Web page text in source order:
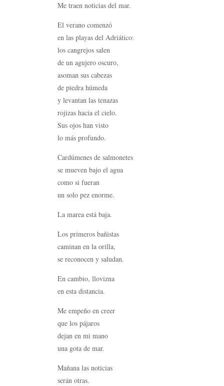
Me traen noticias del mar.
El verano comenzó
en las playas del Adriático:
los cangrejos salen
de un agujero oscuro,
asoman sus cabezas
de piedra húmeda
y levantan las tenazas
rojizas hacia el cielo.
Sus ojos han visto
lo más profundo.
Cardúmenes de salmonetes
se mueven bajo el agua
como si fueran
un solo pez
La marea está baja.
Los primeros bañistas
caminan en la orilla,
se reconocen y saludan.
En cambio, llovizna
en esta distancia.
Me empeño en creer
que los pájaros
dejan en mi mano
una gota de mar.
Mañana las noticias
serán otras.